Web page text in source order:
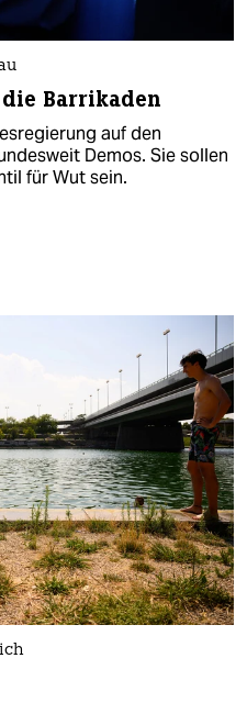
Barrikaden
auf den
Demos. Sie sollen
für Wut sein.